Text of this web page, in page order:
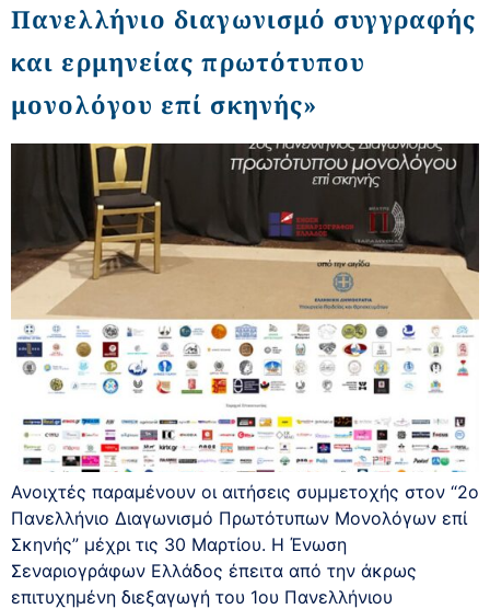
Πανελλήνιο διαγωνισμό συγγραφής
και ερμηνείας πρωτότυπου
μονολόγου επί σκηνής»
Ανοιχτές παραμένουν οι αιτήσεις συμμετοχής στον “2ο
Πανελλήνιο Διαγωνισμό Πρωτότυπων Μονολόγων επί
Σκηνής” μέχρι τις 30 Μαρτίου. Η Ένωση
Σεναριογράφων Ελλάδος έπειτα από την άκρως
επιτυχημένη διεξαγωγή του 1ου Πανελλήνιου